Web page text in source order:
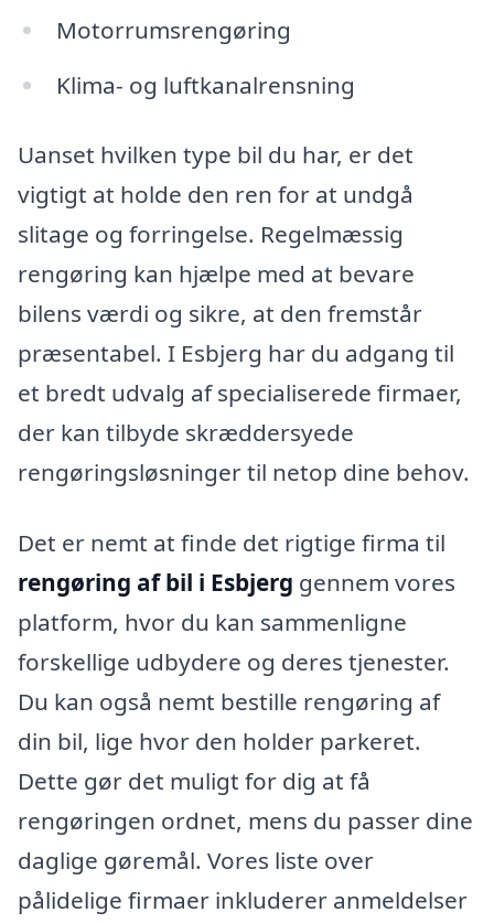
Motorrumsrengøring
Klima- og luftkanalrensning
Uanset hvilken type bil du har, er det
vigtigt at holde den ren for at undgå
slitage og forringelse. Regelmæssig
rengøring kan hjælpe med at bevare
bilens værdi og sikre, at den fremstår
præsentabel. I Esbjerg har du adgang til
et bredt udvalg af specialiserede firmaer,
der kan tilbyde skræddersyede
rengøringsløsninger til netop dine behov.
Det er nemt at finde det rigtige firma til
rengøring af bil i Esbjerg gennem vores
platform, hvor du kan sammenligne
forskellige udbydere og deres tjenester.
Du kan også nemt bestille rengøring af
din bil, lige hvor den holder parkeret.
Dette gør det muligt for dig at få
rengøringen ordnet, mens du passer dine
daglige gøremål. Vores liste over
pålidelige firmaer inkluderer anmeldelser